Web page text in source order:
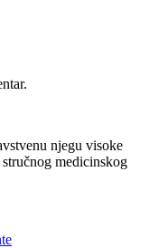
njegu visoke
medicinskog